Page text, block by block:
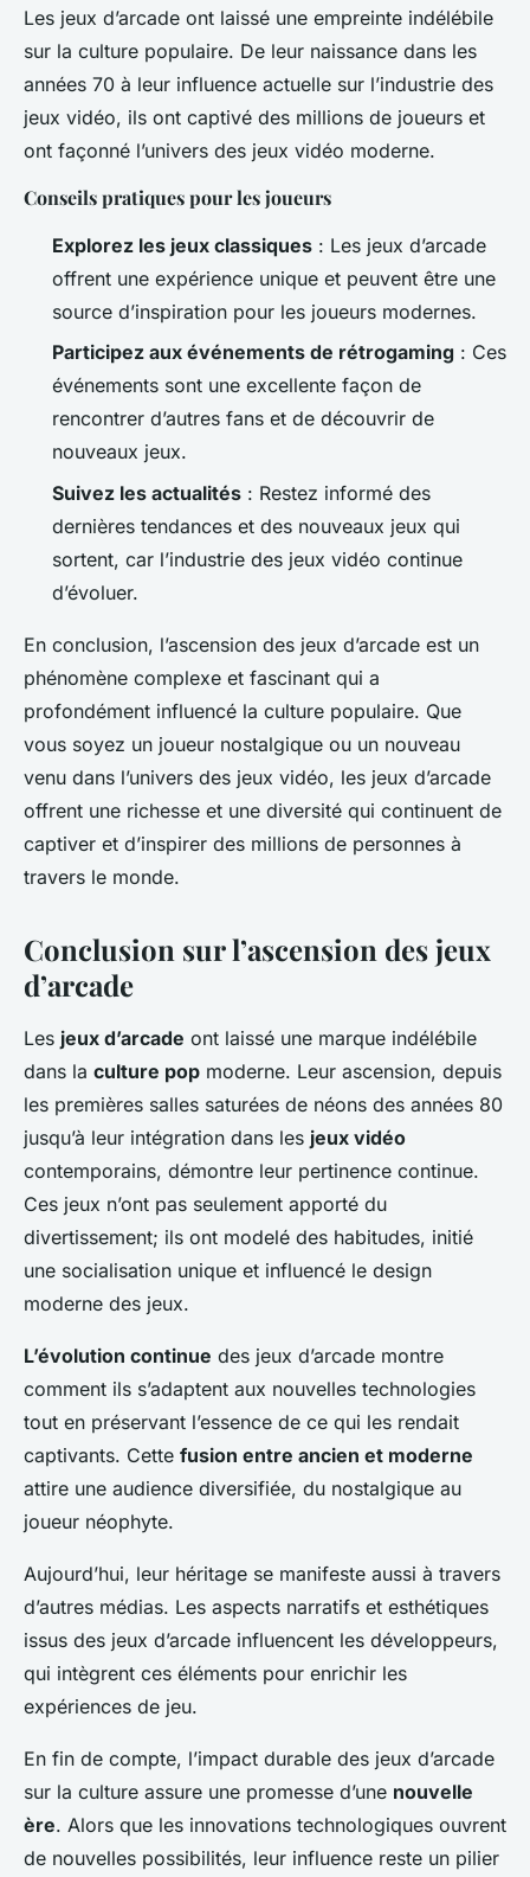
Les jeux d’arcade ont laissé une empreinte indélébile
sur la culture populaire. De leur naissance dans les
années 70 à leur influence actuelle sur l’industrie des
jeux vidéo, ils ont captivé des millions de joueurs et
ont façonné l’univers des jeux vidéo moderne.
Conseils pratiques pour les joueurs
Explorez les jeux classiques : Les jeux d’arcade
offrent une expérience unique et peuvent être une
source d’inspiration pour les joueurs modernes.
Participez aux événements de rétrogaming : Ces
événements sont une excellente façon de
rencontrer d’autres fans et de découvrir de
nouveaux jeux.
Suivez les actualités : Restez informé des
dernières tendances et des nouveaux jeux qui
sortent, car l’industrie des jeux vidéo continue
d’évoluer.
En conclusion, l’ascension des jeux d’arcade est un
phénomène complexe et fascinant qui a
profondément influencé la culture populaire. Que
vous soyez un joueur nostalgique ou un nouveau
venu dans l’univers des jeux vidéo, les jeux d’arcade
offrent une richesse et une diversité qui continuent de
captiver et d’inspirer des millions de personnes à
travers le monde.
Conclusion sur l’ascension des jeux
d’arcade
Les jeux d’arcade ont laissé une marque indélébile
dans la culture pop moderne. Leur ascension, depuis
les premières salles saturées de néons des années 80
jusqu’à leur intégration dans les jeux vidéo
contemporains, démontre leur pertinence continue.
Ces jeux n’ont pas seulement apporté du
divertissement; ils ont modelé des habitudes, initié
une socialisation unique et influencé le design
moderne des jeux.
L’évolution continue des jeux d’arcade montre
comment ils s’adaptent aux nouvelles technologies
tout en préservant l’essence de ce qui les rendait
captivants. Cette fusion entre ancien et moderne
attire une audience diversifiée, du nostalgique au
joueur néophyte.
Aujourd’hui, leur héritage se manifeste aussi à travers
d’autres médias. Les aspects narratifs et esthétiques
issus des jeux d’arcade influencent les développeurs,
qui intègrent ces éléments pour enrichir les
expériences de jeu.
En fin de compte, l’impact durable des jeux d’arcade
sur la culture assure une promesse d’une nouvelle
ère. Alors que les innovations technologiques ouvrent
de nouvelles possibilités, leur influence reste un pilier